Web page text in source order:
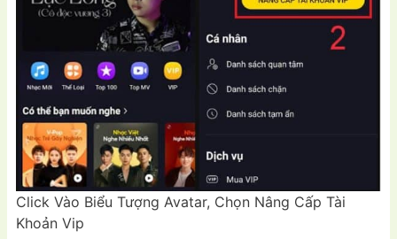
Click Vào Biểu Tượng Avatar, Chọn Nâng Cấp Tài
Khoản Vip